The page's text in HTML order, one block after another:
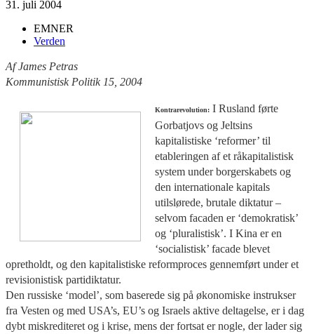
31. juli 2004
EMNER
Verden
Af James Petras
Kommunistisk Politik 15, 2004
Kontrarevolution: I Rusland førte
Gorbatjovs og Jeltsins
kapitalistiske ‘reformer’ til
etableringen af et råkapitalistisk
system under borgerskabets og
den internationale kapitals
utilslørede, brutale diktatur –
selvom facaden er ‘demokratisk’
og ‘pluralistisk’. I Kina er en
‘socialistisk’ facade blevet
opretholdt, og den kapitalistiske reformproces gennemført under et
revisionistisk partidiktatur.
Den russiske ‘model’, som baserede sig på økonomiske instrukser
fra Vesten og med USA’s, EU’s og Israels aktive deltagelse, er i dag
dybt miskrediteret og i krise, mens der fortsat er nogle, der lader sig